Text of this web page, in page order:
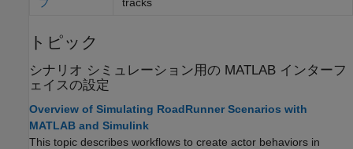
プ
tracks
トピック
シナリオ シミュレーション用の MATLAB インターフ
ェイスの設定
Overview of Simulating RoadRunner Scenarios with
MATLAB and Simulink
This topic describes workflows to create actor behaviors in